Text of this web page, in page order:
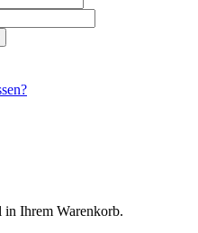
in Ihrem Warenkorb.